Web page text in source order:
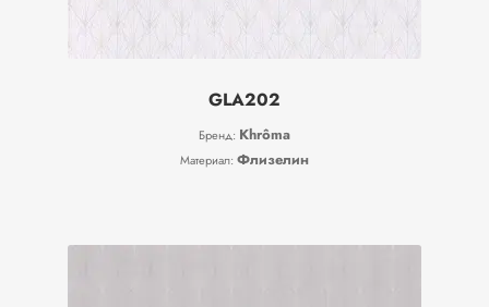
GLA202
Бренд: Khrôma
Материал: Флизелин